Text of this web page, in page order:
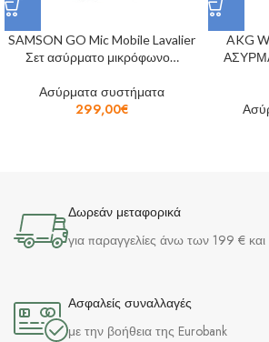
SAMSON GO Mic Mobile Lavalier
Σετ ασύρματο μικρόφωνο…
Ασύρματα συστήματα
299,00€
AKG
Δωρεάν μεταφορικά
για παραγγελίες άνω των 199 €
Ασφαλείς συναλλαγές
με την βοήθεια της Eurobank